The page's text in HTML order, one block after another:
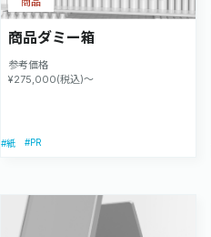
商品ダミー箱
参考価格
¥275,000(税込)～
#紙 #PR